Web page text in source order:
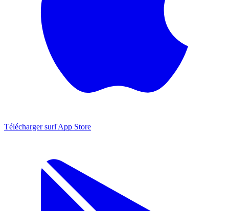
Télécharger surl'App Store